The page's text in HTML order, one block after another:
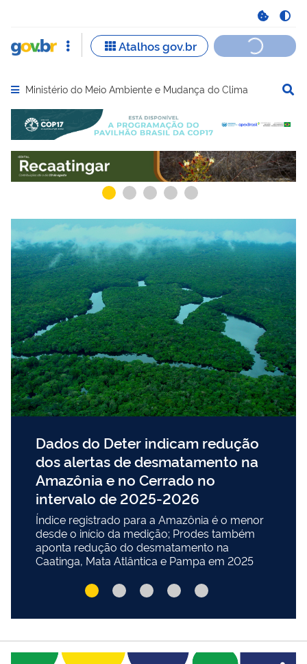
Abrir menu principal de navegação
Ministério do Meio Ambiente e Mudança do Clima
Serviços recomendados para você Serviços
Dados do Deter indicam redução
dos alertas de desmatamento na
Amazônia e no Cerrado no
intervalo de 2025-2026
Índice registrado para a Amazônia é o menor
desde o início da medição; Prodes também
aponta redução do desmatamento na
Caatinga, Mata Atlântica e Pampa em 2025